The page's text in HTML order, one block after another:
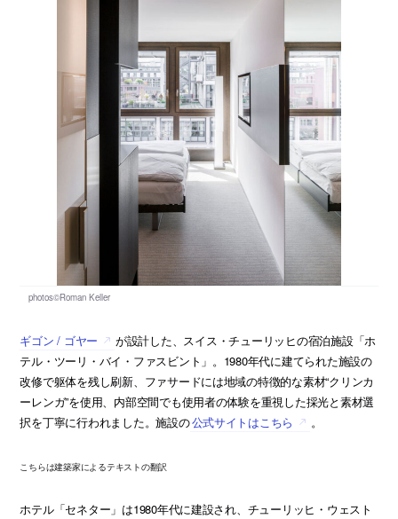
ギゴン / ゴヤー
が設計した、スイス・チューリッヒの宿泊施設「ホ
テル・ツーリ・バイ・ファスビント」。1980年代に建てられた施設の
改修で躯体を残し刷新、ファサードには地域の特徴的な素材“クリンカ
ーレンガ”を使用、内部空間でも使用者の体験を重視した採光と素材選
択を丁寧に行われました。施設の公式サイトはこちら 。
こちらは建築家によるテキストの翻訳
ホテル「セネター」は1980年代に建設され、チューリッヒ・ウェスト